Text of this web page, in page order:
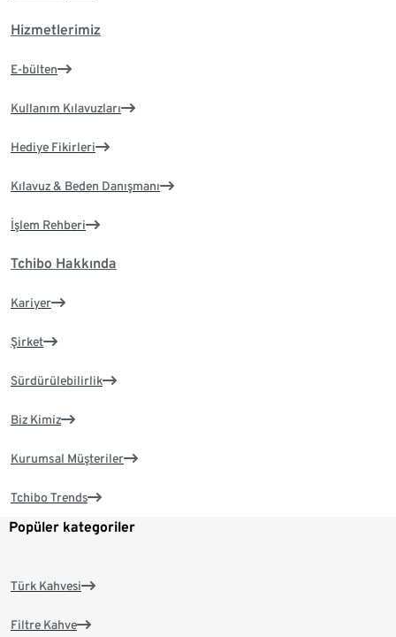
Hizmetlerimiz
E-bülten
Kullanım Kılavuzları
Hediye Fikirleri
Kılavuz & Beden Danışmanı
İşlem Rehberi
Tchibo Hakkında
Kariyer
Şirket
Sürdürülebilirlik
Biz Kimiz
Kurumsal Müşteriler
Tchibo Trends
Popüler kategoriler
Türk Kahvesi
Filtre Kahve